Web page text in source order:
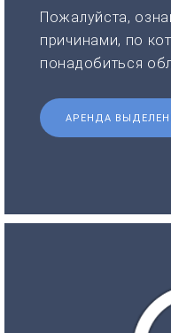
Пожалуйста,
причинами, по
понадобиться
АРЕНДА